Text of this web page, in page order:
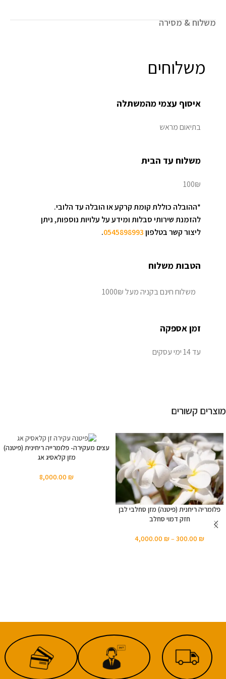
משלוח & מסירה
משלוחים
איסוף עצמי מהמשתלה
בתיאום מראש
משלוח עד הבית
100₪
*ההובלה כוללת קומת קרקע או הובלה עד הלובי.
להזמנת שירותי סבלות ומידע על עלויות נוספות, ניתן
ליצור קשר בטלפון0545898993
.
הטבות משלוח
משלוח חינם בקניה מעל 1000₪
זמן אספקה
עד 14 ימי עסקים
מוצרים קשורים
פלומריה ריחנית (פיטנה) מזן סחלבי לבן
חזק דמוי סחלב
300.00₪
–
4,000.00₪
עצים מעקירה- פלומרייה ריחינית (פיטנה)
מזן קלאסיג אג
8,000.00₪